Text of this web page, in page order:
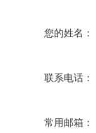
您的姓名：
联系电话：
常用邮箱：